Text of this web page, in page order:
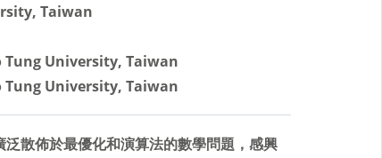
Taiwan
University, Taiwan
University, Taiwan
散佈於最優化和演算法的數學問題，感興